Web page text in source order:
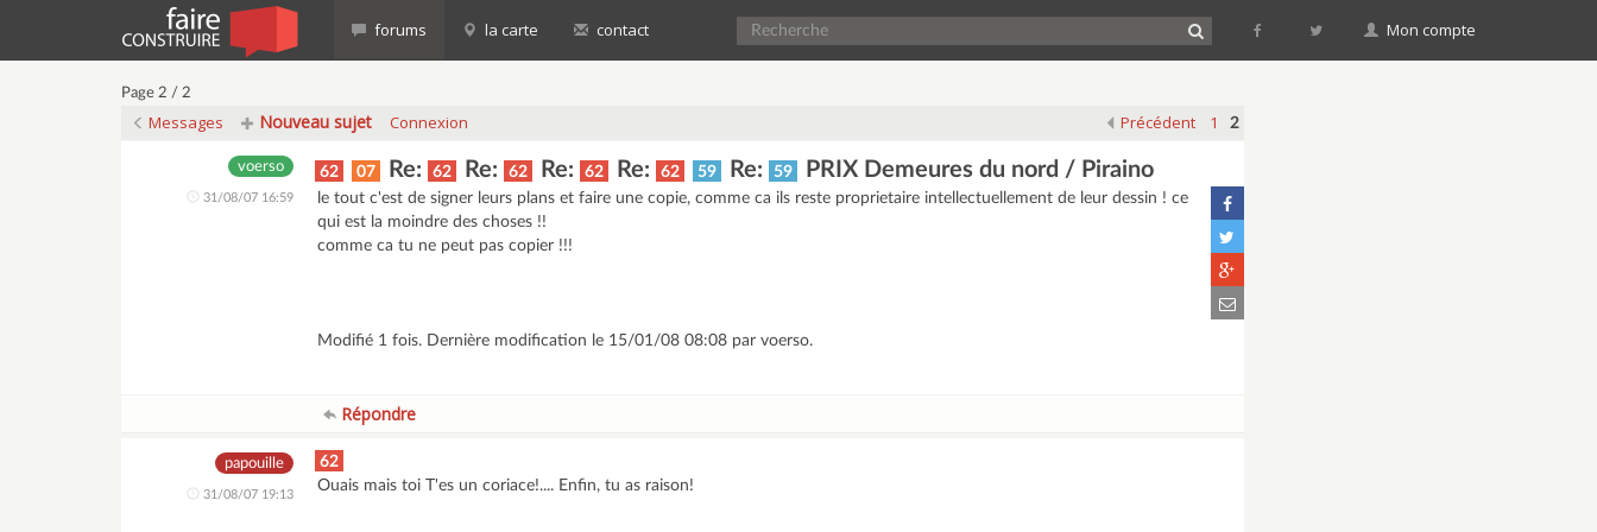
forums la carte contact Mon compte
Page 2 / 2
Messages Nouveau sujet Connexion Précédent 1 2
voerso
31/08/07 16:59
62 07 Re: 62 Re: 62 Re: 62 Re: 62 59 Re: 59 PRIX Demeures du nord / Piraino
le tout c'est de signer leurs plans et faire une copie, comme ca ils reste proprietaire intellectuellement de leur dessin ! ce
qui est la moindre des choses !!
comme ca tu ne peut pas copier !!!
Modifié 1 fois. Dernière modification le 15/01/08 08:08 par voerso.
Répondre
papouille
31/08/07 19:13
62
Ouais mais toi T'es un coriace!.... Enfin, tu as raison!